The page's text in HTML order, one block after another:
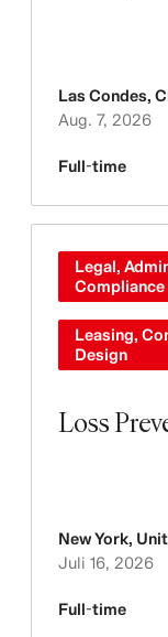
Las Condes,
Aug. 7, 2026
Full-time
Loss
Legal,
Compliance
Leasing,
Design
New York,
Juli 16, 2026
Full-time